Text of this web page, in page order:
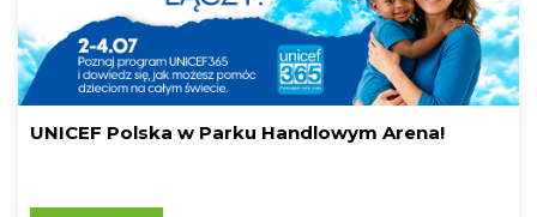
UNICEF Polska w Parku Handlowym Arena!